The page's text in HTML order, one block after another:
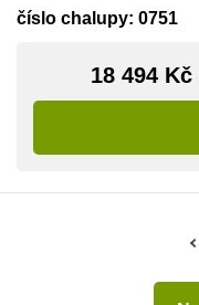
číslo chalupy: 0751
18 494 Kč